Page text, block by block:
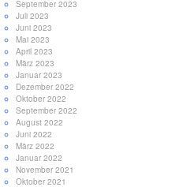
September 2023
Juli 2023
Juni 2023
Mai 2023
April 2023
März 2023
Januar 2023
Dezember 2022
Oktober 2022
September 2022
August 2022
Juni 2022
März 2022
Januar 2022
November 2021
Oktober 2021